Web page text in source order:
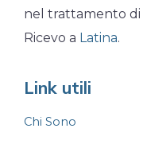
nel trattamento di
Ricevo a Latina.
Link utili
Chi Sono